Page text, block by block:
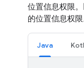
位置信息权限
的位置信息权
Java